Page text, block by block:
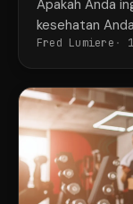
Apakah Anda
kesehatan
Fred Lumiere